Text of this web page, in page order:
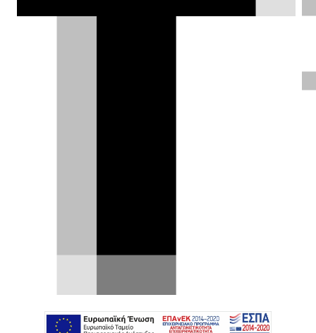
γύρους πριν το τέλος και ο Piastri με τη